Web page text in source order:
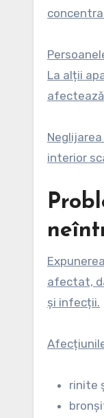
La alții
interior
afectat,
și infecții.
rinite